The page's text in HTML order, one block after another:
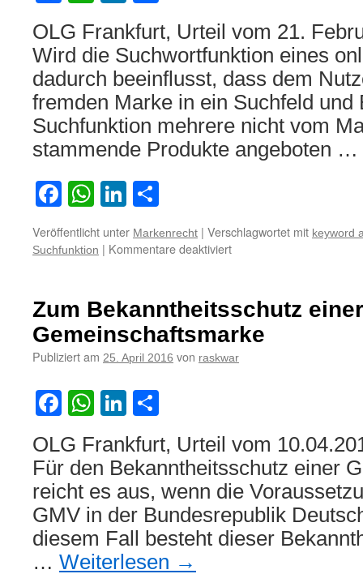
eine
Internethandelsplattform
eingebetteten
Suchfunktion
OLG Frankfurt, Urteil vom 21.
Wird die Suchwortfunktion eines
dadurch beeinflusst, dass dem
fremden Marke in ein Suchfeld und
Suchfunktion mehrere nicht vom
stammende Produkte angeboten …
Facebook
WhatsApp
LinkedIn
Veröffentlicht unter Markenrecht | Verschlagwortet mit keyword
Suchfunktion | Kommentare deaktiviertfür
Markenverletzung
durch
Beeinflussung
der
Zum Bekanntheitsschutz einer
Gemeinschaftsmarke
Publiziert am 25. April 2016 von raskwar
Facebook
WhatsApp
LinkedIn
OLG Frankfurt, Urteil vom
Für den Bekanntheitsschutz einer
reicht es aus, wenn die
GMV in der Bundesrepublik
diesem Fall besteht dieser
… Weiterlesen →